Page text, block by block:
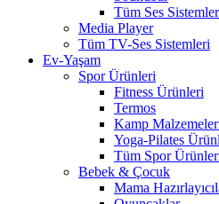
Tüm Ses
Media Player
Tüm TV-Ses Sistemleri
Ev-Yaşam
Spor Ürünleri
Fitness Ürünleri
Termos
Kamp
Yoga-Pilates
Tüm Spor
Bebek & Çocuk
Mama